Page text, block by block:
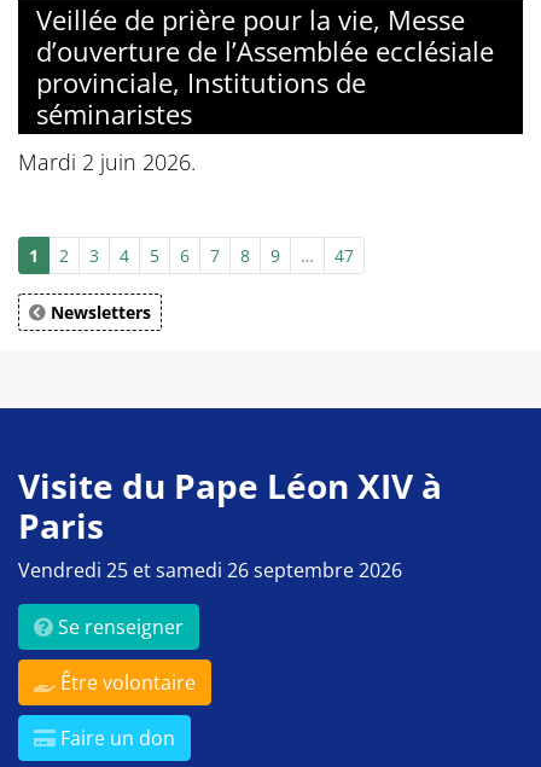
Veillée de prière pour la vie, Messe
d’ouverture de l’Assemblée ecclésiale
provinciale, Institutions de
séminaristes
Mardi 2 juin 2026.
1 2 3 4 5 6 7 8 9 … 47
Newsletters
Visite du Pape Léon XIV à
Paris
Vendredi 25 et samedi 26 septembre 2026
Se renseigner
Être volontaire
Faire un don